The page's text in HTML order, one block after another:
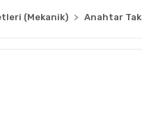
(Mekanik) Anahtar